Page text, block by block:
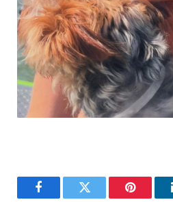
FacebookTwitter Pinterest